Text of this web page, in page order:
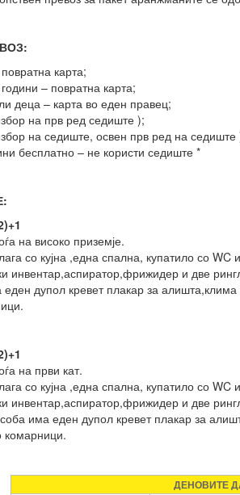
карта;
– повратна карта;
деца – карта во еден правец;
на прв ред седиште );
на седиште, освен прв ред на седиште
бесплатно – не користи седиште *
на високо приземје.
со кујна ,една спална, купатило со
инвентар,аспиратор,фрижидер и две
дупол кревет плакар за
на први кат.
со кујна ,една спална, купатило со
инвентар,аспиратор,фрижидер и две
има еден дупол кревет плакар за
комарници.
ДЕНОВИТЕ